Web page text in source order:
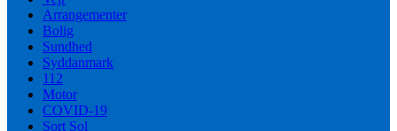
Arrangementer
Bolig
Sundhed
Syddanmark
112
Motor
COVID-19
Sort Sol